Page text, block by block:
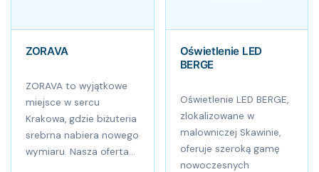
ZORAVA
ZORAVA to wyjątkowe
miejsce w sercu
Krakowa, gdzie biżuteria
srebrna nabiera nowego
wymiaru. Nasza oferta...
Oświetlenie LED
BERGE
Oświetlenie LED BERGE,
zlokalizowane w
malowniczej Skawinie,
oferuje szeroką gamę
nowoczesnych